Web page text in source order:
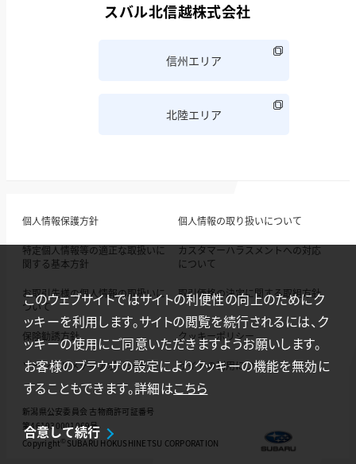
スバル北信越株式会社
信州エリア
北陸エリア
個人情報保護方針 個人情報の取り扱いについて
特定個人情報等の適正な取扱いに
関する基本方針
カスタマーハラスメントへの対応
について
お取引先様の個人情報の取扱いに
ついて
取引価格の決定に関する取組方針
保険勧誘方針 クッキーポリシー
ソーシャルメディアポリシー サイトの利用について
新潟県公安委員会 古物商許可証番号
第461030001069号
Copyright © SUBARU HOKUSHINETSU CORPORATION
このウェブサイトではサイトの利便性の向上のためにク
ッキーを利用します。サイトの閲覧を続行されるには、ク
ッキーの使用にご同意いただきますようお願いします。
お客様のブラウザの設定によりクッキーの機能を無効に
することもできます。詳細はこちら
合意して続行